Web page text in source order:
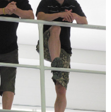
COUNTRY
ALALTA
JA